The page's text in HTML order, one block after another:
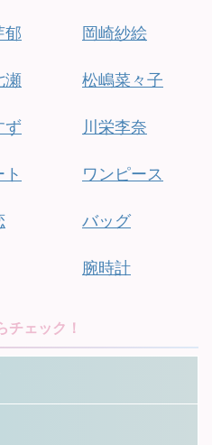
郁
瀬
ず
ト
岡崎紗絵
松嶋菜々子
川栄李奈
ワンピース
バッグ
腕時計
チェック！